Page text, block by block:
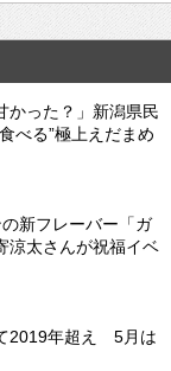
かった？」新潟県民
べる”極上えだまめ
新フレーバー「ガ
太さんが祝福イベ
2019年超え 5月は